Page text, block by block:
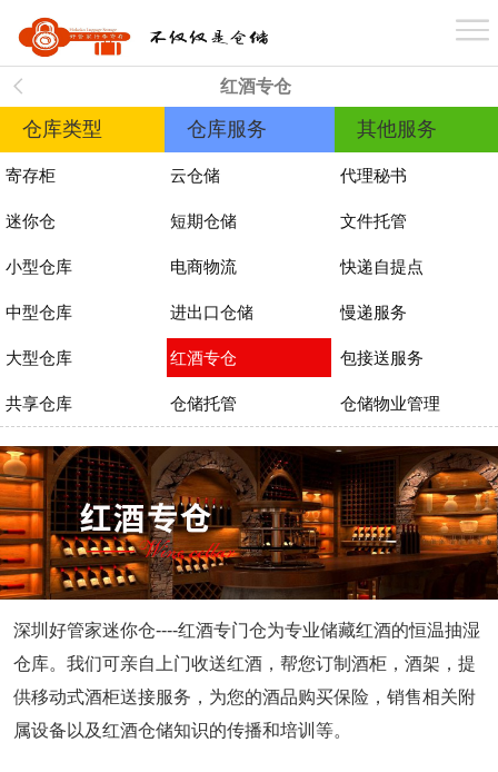
红酒专仓
仓库类型 仓库服务 其他服务
寄存柜 云仓储 代理秘书
迷你仓 短期仓储 文件托管
小型仓库 电商物流 快递自提点
中型仓库 进出口仓储 慢递服务
大型仓库 红酒专仓 包接送服务
共享仓库 仓储托管 仓储物业管理
深圳好管家迷你仓----红酒专门仓为专业储藏红酒的恒温抽湿
仓库。我们可亲自上门收送红酒，帮您订制酒柜，酒架，提
供移动式酒柜送接服务，为您的酒品购买保险，销售相关附
属设备以及红酒仓储知识的传播和培训等。
关于我们
业务介绍
仓库分布
新闻资讯
仓储问答
联系我们